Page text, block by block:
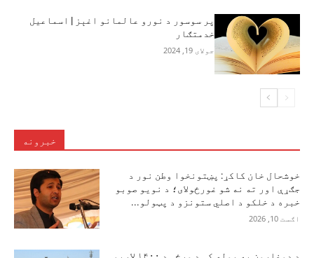
پر سوسور د نورو عالمانو اغېز | اسماعیل
خدمتګار
جولای 19, 2024
خبرونه
خوشحال خان کاکړ: پښتونخوا وطن نور د
جګړې اور ته نه شو غورځولای؛ د نویو صوبو
خبره د خلکو د اصلي ستونزو د پټولو...
اګست 10, 2026